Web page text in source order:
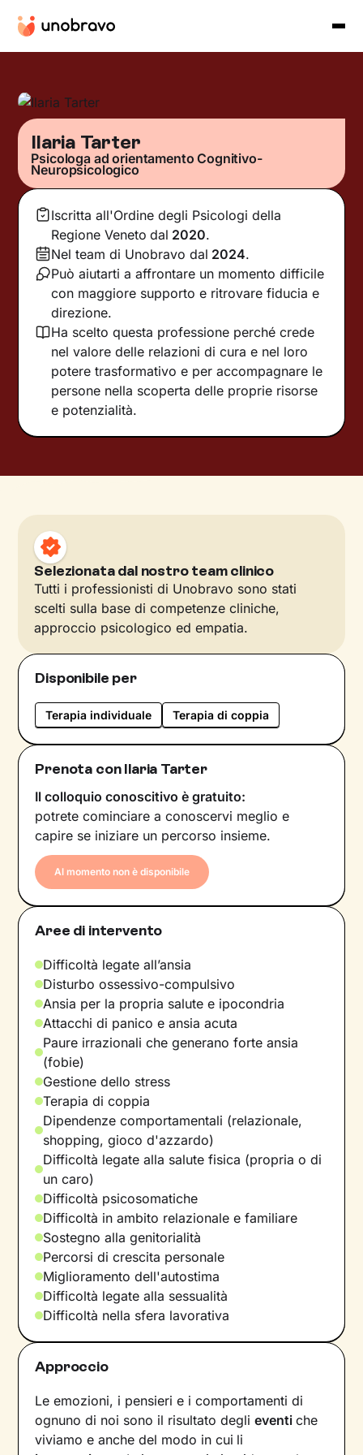
Ilaria Tarter
Psicologa ad orientamento Cognitivo-
Neuropsicologico
Iscritta all'Ordine degli Psicologi della
Regione Veneto dal 2020.
Nel team di Unobravo dal 2024.
Può aiutarti a affrontare un momento difficile
con maggiore supporto e ritrovare fiducia e
direzione.
Ha scelto questa professione perché crede
nel valore delle relazioni di cura e nel loro
potere trasformativo e per accompagnare le
persone nella scoperta delle proprie risorse
e potenzialità.
Selezionata dal nostro team clinico
Tutti i professionisti di Unobravo sono stati
scelti sulla base di competenze cliniche,
approccio psicologico ed empatia.
Disponibile per
Terapia individuale Terapia di coppia
Prenota con Ilaria Tarter
Il colloquio conoscitivo è gratuito:
potrete cominciare a conoscervi meglio e
capire se iniziare un percorso insieme.
Al momento non è disponibile
Aree di intervento
Difficoltà legate all’ansia
Disturbo ossessivo-compulsivo
Ansia per la propria salute e ipocondria
Attacchi di panico e ansia acuta
Paure irrazionali che generano forte ansia
(fobie)
Gestione dello stress
Terapia di coppia
Dipendenze comportamentali (relazionale,
shopping, gioco d'azzardo)
Difficoltà legate alla salute fisica (propria o di
un caro)
Difficoltà psicosomatiche
Difficoltà in ambito relazionale e familiare
Sostegno alla genitorialità
Percorsi di crescita personale
Miglioramento dell'autostima
Difficoltà legate alla sessualità
Difficoltà nella sfera lavorativa
Approccio
Le emozioni, i pensieri e i comportamenti di
ognuno di noi sono il risultato deglieventiche
viviamo e anche del modo in cui li